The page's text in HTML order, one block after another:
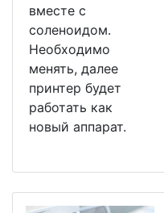
вместе с
соленоидом.
Необходимо
менять, далее
принтер будет
работать как
новый аппарат.